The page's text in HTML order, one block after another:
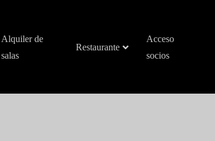
Alquiler de
salas
Restaurante
Acceso
socios